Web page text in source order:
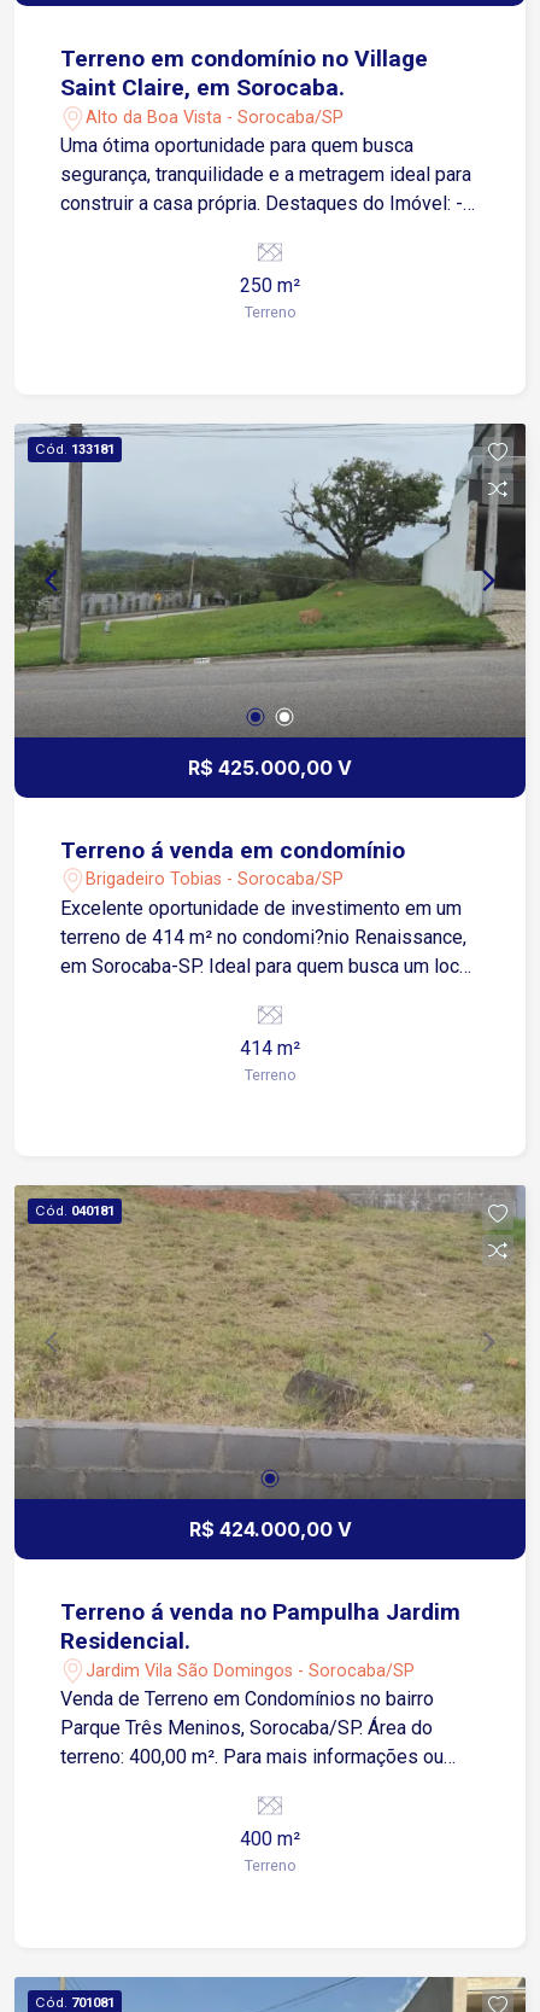
Terreno em condomínio no Village
Saint Claire, em Sorocaba.
Alto da Boa Vista - Sorocaba/SP
Uma ótima oportunidade para quem busca
segurança, tranquilidade e a metragem ideal para
construir a casa própria. Destaques do Imóvel: -
250 m²
Terreno
Cód. 133181
R$ 425.000,00 V
Terreno á venda em condomínio
Brigadeiro Tobias - Sorocaba/SP
Excelente oportunidade de investimento em um
terreno de 414 m² no condomi?nio Renaissance,
em Sorocaba-SP. Ideal para quem busca um local
sonhos. O condomi?nio oferece uma completa
infraestrutura de lazer, com campo de futebol,
playground, quadra de te?nis, quadra
414 m²
Terreno
Cód. 040181
R$ 424.000,00 V
Terreno á venda no Pampulha Jardim
Residencial.
Jardim Vila São Domingos - Sorocaba/SP
Venda de Terreno em Condomínios no bairro
Parque Três Meninos, Sorocaba/SP. Área do
terreno: 400,00 m². Para mais informações ou
400 m²
Terreno
Cód. 701081